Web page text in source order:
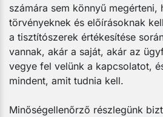
számára sem könnyű megérteni,
törvényeknek és előírásoknak
a tisztítószerek értékesítése
vannak, akár a saját, akár az
vegye fel velünk a kapcsolatot,
mindent, amit tudnia kell.
Minőségellenőrző részlegünk